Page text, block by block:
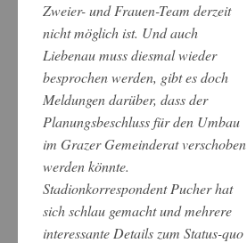
Zweier- und Frauen-Team derzeit
nicht möglich ist. Und auch
Liebenau muss diesmal wieder
besprochen werden, gibt es doch
Meldungen darüber, dass der
Planungsbeschluss für den Umbau
im Grazer Gemeinderat verschoben
werden könnte.
Stadionkorrespondent Pucher hat
sich schlau gemacht und mehrere
interessante Details zum Status-quo